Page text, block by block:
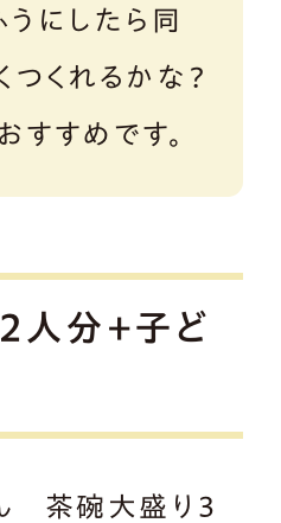
うにしたら同
つくれるかな？
すすめです。
人分+子ど
茶碗大盛り3